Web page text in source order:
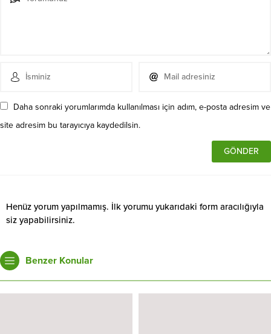
Daha sonraki yorumlarımda kullanılması için adım, e-posta adresim ve
site adresim bu tarayıcıya kaydedilsin.
Henüz yorum yapılmamış. İlk yorumu yukarıdaki form aracılığıyla
siz yapabilirsiniz.
Benzer Konular